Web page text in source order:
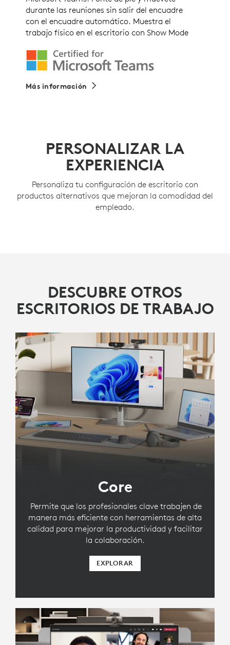
durante las reuniones sin salir del encuadre
con el encuadre automático. Muestra el
trabajo físico en el escritorio con Show Mode
Más información
PERSONALIZAR LA
EXPERIENCIA
Personaliza tu configuración de escritorio con
productos alternativos que mejoran la comodidad del
empleado.
DESCUBRE OTROS
ESCRITORIOS DE TRABAJO
Core
Permite que los profesionales clave trabajen de
manera más eficiente con herramientas de alta
calidad para mejorar la productividad y facilitar
la colaboración.
EXPLORAR